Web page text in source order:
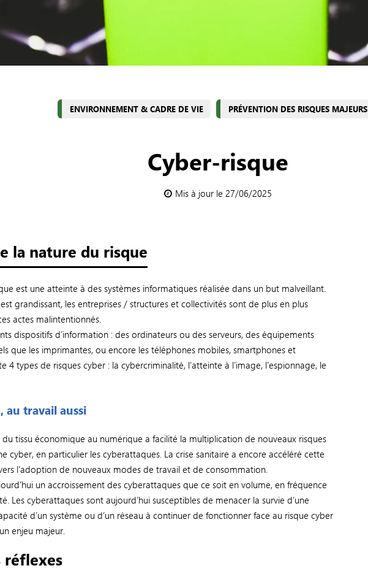
ENVIRONNEMENT & CADRE DE VIE PRÉVENTION DES RISQUES MAJEURS
Cyber-risque
Mis à jour le 27/06/2025
la nature du risque
est une atteinte à des systèmes informatiques réalisée dans un but malveillant.
grandissant, les entreprises / structures et collectivités sont de plus en plus
actes malintentionnés.
dispositifs d’information : des ordinateurs ou des serveurs, des équipements
que les imprimantes, ou encore les téléphones mobiles, smartphones et
4 types de risques cyber : la cybercriminalité, l’atteinte à l’image, l’espionnage, le
au travail aussi
tissu économique au numérique a facilité la multiplication de nouveaux risques
cyber, en particulier les cyberattaques. La crise sanitaire a encore accéléré cette
l’adoption de nouveaux modes de travail et de consommation.
un accroissement des cyberattaques que ce soit en volume, en fréquence
Les cyberattaques sont aujourd’hui susceptibles de menacer la survie d’une
d’un système ou d’un réseau à continuer de fonctionner face au risque cyber
enjeu majeur.
réflexes